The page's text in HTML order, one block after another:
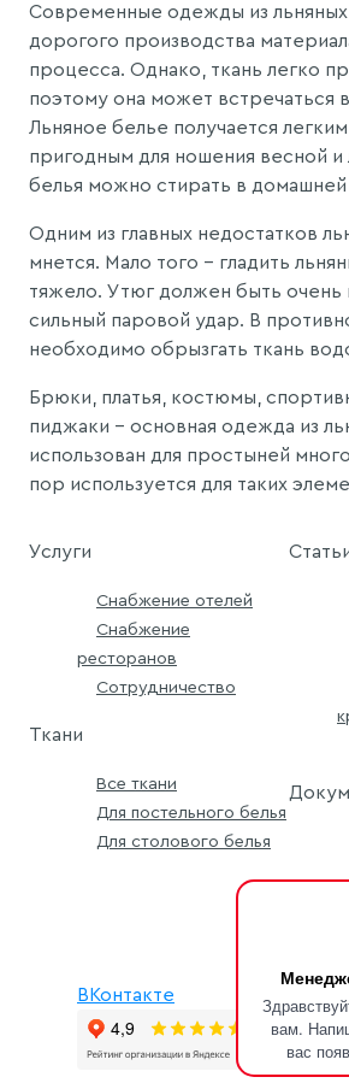
вам.
вас
Современные одежды из льняных
дорогого производства
процесса. Однако, ткань легко
поэтому она может встречаться
Льняное белье получается
пригодным для ношения весной
белья можно стирать в
Одним из главных недостатков
мнется. Мало того - гладить
тяжело. Утюг должен быть очень
сильный паровой удар. В
необходимо обрызгать ткань
Брюки, платья, костюмы,
пиджаки - основная одежда из
использован для простыней
пор используется для таких
Услуги
Снабжение отелей
Снабжение
ресторанов
Сотрудничество
Ткани
Все ткани
Для постельного белья
Для столового белья
ВКонтакте